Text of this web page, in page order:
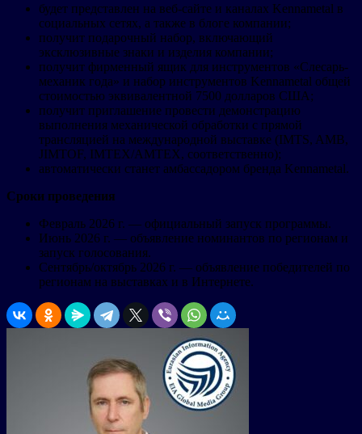
будет представлен на веб-сайте и каналах Kennametal в
социальных сетях, а также в блоге компании;
получит подарочный набор, включающий
эксклюзивные знаки и изделия компании;
получит фирменный ящик для инструментов «Слесарь-
механик года» и набор инструментов Kennametal общей
стоимостью эквивалентной 7500 долларов США;
получит приглашение провести демонстрацию
выполнения механической обработки с прямой
трансляцией на международной выставке (IMTS, AMB,
JIMTOF, IMTEX/AMTEX, соответственно);
автоматически станет амбассадором бренда Kennametal.
Сроки проведения
Февраль 2026 г. — официальный запуск программы.
Июнь 2026 г. — объявление номинантов по регионам и
запуск голосования.
Сентябрь/октябрь 2026 г. — объявление победителей по
регионам на выставках и в Интернете.